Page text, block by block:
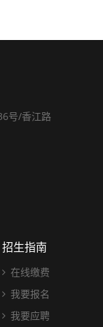
号/香江路
招生指南
在线缴费
我要报名
我要应聘